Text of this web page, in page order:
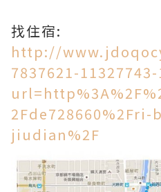
找住宿:
http://
7837621-
jiudian%2F